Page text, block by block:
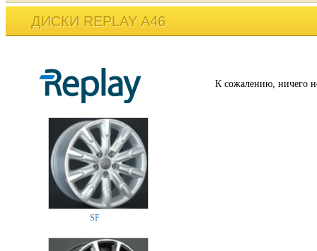
ДИСКИ REPLAY A46
SF
К сожалению, ничего